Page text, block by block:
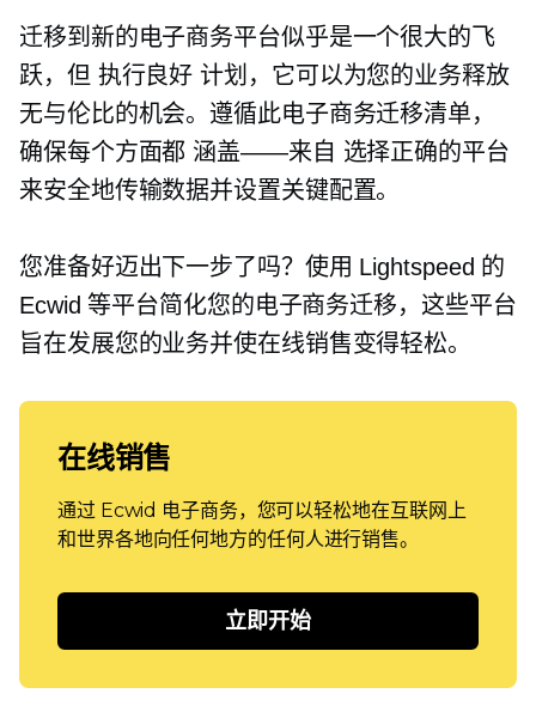
迁移到新的电子商务平台似乎是一个很大的飞
跃，但 执行良好 计划，它可以为您的业务释放
无与伦比的机会。遵循此电子商务迁移清单，
确保每个方面都 涵盖——来自 选择正确的平台
来安全地传输数据并设置关键配置。
您准备好迈出下一步了吗？使用 Lightspeed 的
Ecwid 等平台简化您的电子商务迁移，这些平台
旨在发展您的业务并使在线销售变得轻松。
在线销售
通过 Ecwid 电子商务，您可以轻松地在互联网上
和世界各地向任何地方的任何人进行销售。
立即开始